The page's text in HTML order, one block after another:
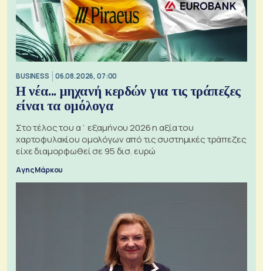
BUSINESS 06.08.2026, 07:00
Η νέα... μηχανή κερδών για τις τράπεζες
είναι τα ομόλογα
Στο τέλος του α΄ εξαμήνου 2026 η αξία του
χαρτοφυλακίου ομολόγων από τις συστημικές τράπεζες
είχε διαμορφωθεί σε 95 δισ. ευρώ
Αγης Μάρκου